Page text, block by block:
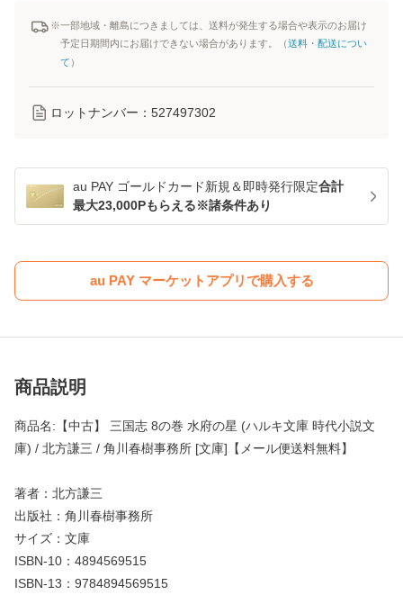
※一部地域・離島につきましては、送料が発生する場合や表示のお届け
予定日期間内にお届けできない場合があります。（送料・配送につい
て ）
ロットナンバー： 527497302
au PAY ゴールドカード新規＆即時発行限定合計
最大23,000Pもらえる※諸条件あり
au PAY マーケットアプリで購入する
商品説明
商品名:【中古】 三国志 8の巻 水府の星 (ハルキ文庫 時代小説文
庫) / 北方謙三 / 角川春樹事務所 [文庫]【メール便送料無料】
著者：北方謙三
出版社：角川春樹事務所
サイズ：文庫
ISBN-10：4894569515
ISBN-13：9784894569515